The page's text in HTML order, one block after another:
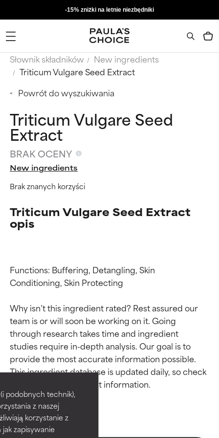
podobnych technik),
z naszej
korzystanie z
zapisywanie
-15% zniżki na letnie niezbędniki
Słownik składników
New ingredients
Triticum Vulgare Seed Extract
Powrót do wyszukiwania
Triticum Vulgare Seed
Extract
BRAK OCENY
New ingredients
Brak znanych korzyści
Triticum Vulgare Seed Extract
opis
Functions: Buffering, Detangling, Skin
Conditioning, Skin Protecting
Why isn’t this ingredient rated? Rest assured our
team is or will soon be working on it. Going
through research takes time and ingredient
studies require in-depth analysis. Our goal is to
provide the most accurate information possible.
This ingredient database is updated daily, so check
Oceny składników
BEST
Udowodnione i potwierdzone
przez niezależne badania.
Oceny składników
BEST
Udowodnione i potwierdzone
przez niezależne badania.